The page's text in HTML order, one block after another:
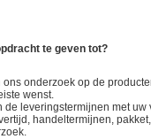
te geven tot?
onderzoek op de
wenst.
de leveringstermijnen met uw
handeltermijnen,